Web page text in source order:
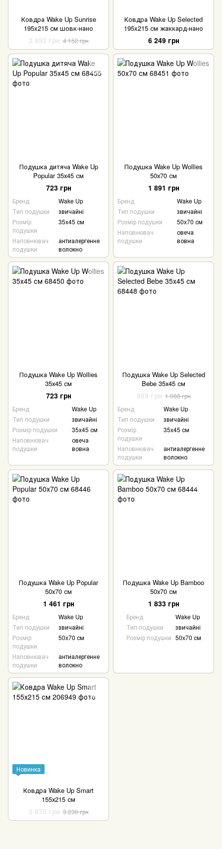
Ковдра Wake Up Sunrise
195x215 см шовк-нано
2 893 грн 4 152 грн
Ковдра Wake Up Selected
195x215 см жаккард-нано
6 249 грн
Подушка дитяча Wake Up
Popular 35х45 см
723 грн
Бренд
Wake Up
Тип подушки
звичайні
Розмір
подушки
35x45 см
Наповнювач
подушки
антиалергенне
волокно
Подушка Wake Up Wollies
50х70 см
1 891 грн
Бренд
Wake Up
Тип подушки
звичайні
Розмір подушки
50x70 см
Наповнювач
подушки
овеча
вовна
Подушка Wake Up Wollies
35х45 см
723 грн
Бренд
Wake Up
Тип подушки
звичайні
Розмір подушки
35x45 см
Наповнювач
подушки
овеча
вовна
Подушка Wake Up Selected
Bebe 35х45 см
989 грн 1 088 грн
Бренд
Wake Up
Тип подушки
звичайні
Розмір
подушки
35x45 см
Наповнювач
подушки
антиалергенне
волокно
Подушка Wake Up Popular
50х70 см
1 461 грн
Бренд
Wake Up
Тип подушки
звичайні
Розмір
подушки
50x70 см
Наповнювач
подушки
антиалергенне
волокно
Подушка Wake Up Bamboo
50х70 см
1 833 грн
Бренд
Wake Up
Тип подушки
звичайні
Розмір подушки 50x70 см
Новинка
Ковдра Wake Up Smart
155х215 см
2 975 грн 3 236 грн